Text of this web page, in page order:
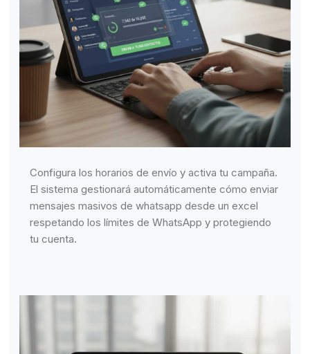
Configura los horarios de envío y activa tu campaña.
El sistema gestionará automáticamente cómo enviar
mensajes masivos de whatsapp desde un excel
respetando los límites de WhatsApp y protegiendo
tu cuenta.